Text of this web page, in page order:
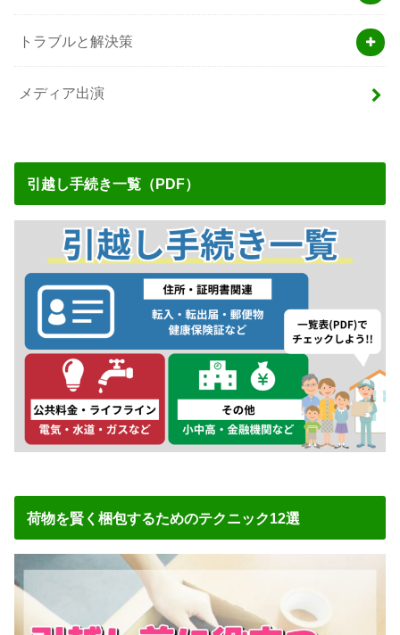
トラブルと解決策
メディア出演
引越し手続き一覧（PDF）
荷物を賢く梱包するためのテクニック12選